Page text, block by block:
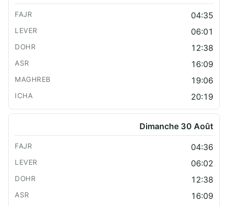
04:35
06:01
12:38
16:09
19:06
20:19
Dimanche 30 Août
04:36
06:02
12:38
16:09